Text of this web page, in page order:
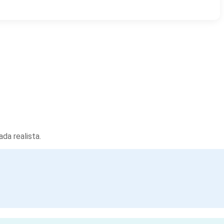
realista.